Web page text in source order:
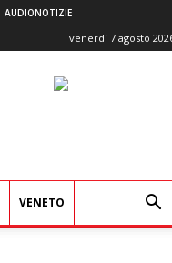
AUDIONOTIZIE
venerdì 7 agosto
VENETO